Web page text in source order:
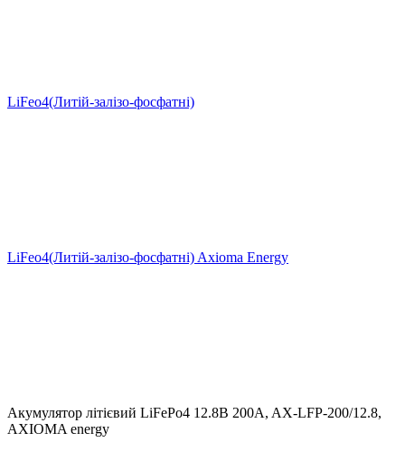
LiFeo4(Литій-залізо-фосфатні)
LiFeo4(Литій-залізо-фосфатні) Axioma Energy
Акумулятор літієвий LiFePo4 12.8В 200A, AX-LFP-200/12.8,
AXIOMA energy